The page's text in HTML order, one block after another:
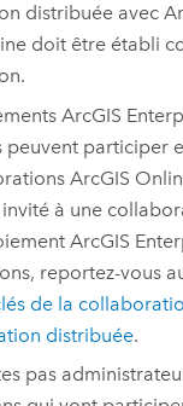
distribuée avec
doit être établi
ArcGIS
peuvent participer
ArcGIS
invité à une
ArcGIS
reportez-vous
de la
distribuée.
pas